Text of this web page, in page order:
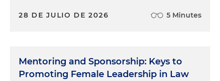
28 DE JULIO DE 2026 5 Minutes
Mentoring and Sponsorship: Keys to
Promoting Female Leadership in Law